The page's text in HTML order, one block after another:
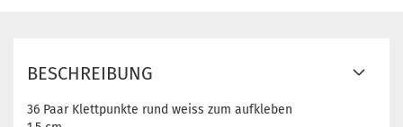
BESCHREIBUNG
36 Paar Klettpunkte rund weiss zum aufkleben